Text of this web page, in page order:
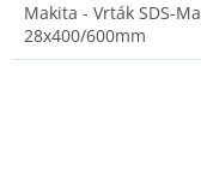
Makita - Vrták SDS-
28x400/600mm